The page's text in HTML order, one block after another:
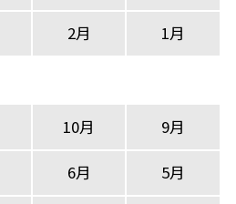
2月 1月
10月 9月
6月 5月